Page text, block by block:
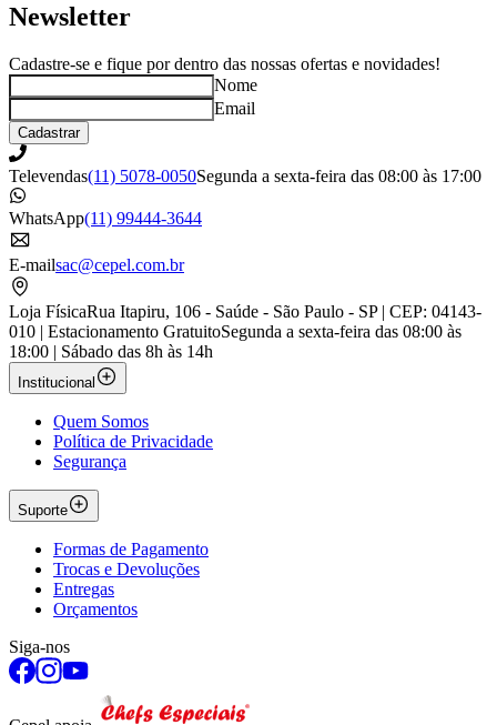
Newsletter
Cadastre-se e fique por dentro das nossas ofertas e novidades!
Nome
Email
Cadastrar
Televendas(11) 5078-0050Segunda a sexta-feira das 08:00 às 17:00
WhatsApp(11) 99444-3644
E-mailsac@cepel.com.br
Loja FísicaRua Itapiru, 106 - Saúde - São Paulo - SP | CEP: 04143-
010 | Estacionamento GratuitoSegunda a sexta-feira das 08:00 às
18:00 | Sábado das 8h às 14h
Institucional
Quem Somos
Política de Privacidade
Segurança
Suporte
Formas de Pagamento
Trocas e Devoluções
Entregas
Orçamentos
Siga-nos